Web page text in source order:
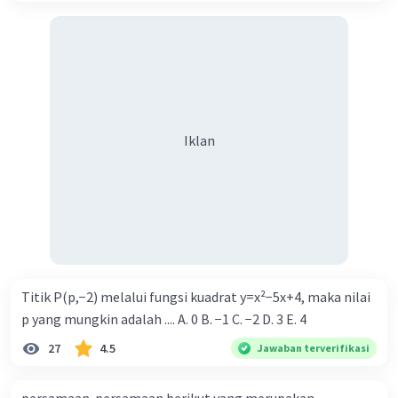
Iklan
Titik P(p,−2) melalui fungsi kuadrat y=x²−5x+4, maka nilai
p yang mungkin adalah .... A. 0 B. −1 C. −2 D. 3 E. 4
27 4.5 Jawaban terverifikasi